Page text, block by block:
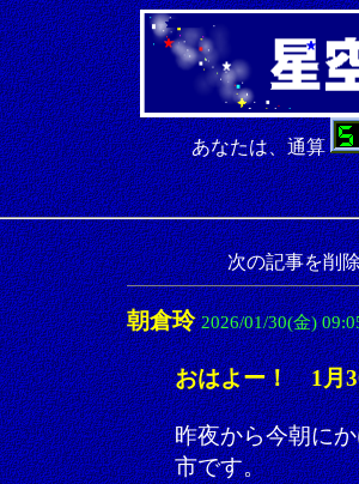
あなたは、通算
次の記事を削
朝倉玲 2026/01/30(金)
おはよー！ 1月
昨夜から今朝に
市です。